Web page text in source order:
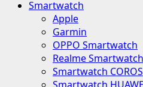
Smartwatch
Apple
Garmin
OPPO Smartwatch
Realme Smartwatch
Smartwatch COROS